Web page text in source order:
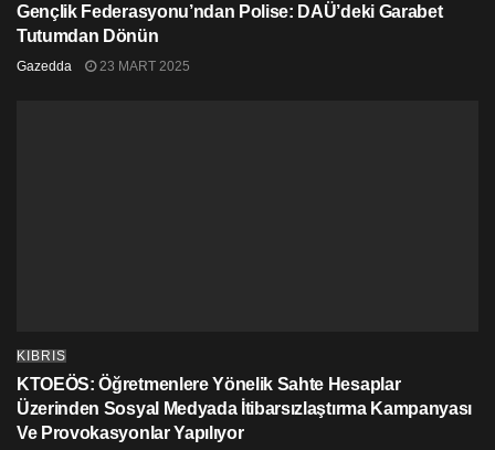
Gençlik Federasyonu’ndan Polise: DAÜ’deki Garabet
Tutumdan Dönün
Gazedda 23 MART 2025
KIBRIS
KTOEÖS: Öğretmenlere Yönelik Sahte Hesaplar
Üzerinden Sosyal Medyada İtibarsızlaştırma Kampanyası
Ve Provokasyonlar Yapılıyor